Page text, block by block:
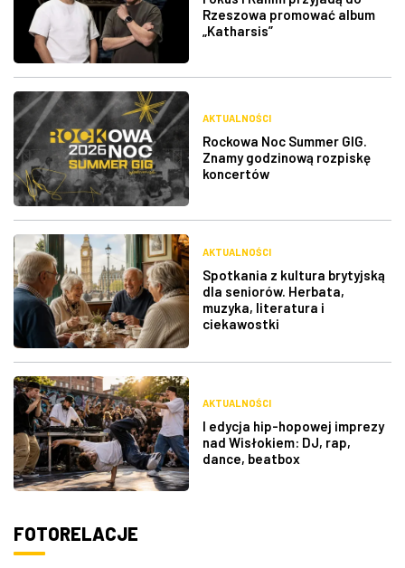
Rzeszowa promować album
„Katharsis”
AKTUALNOŚCI
Rockowa Noc Summer GIG.
Znamy godzinową rozpiskę
koncertów
AKTUALNOŚCI
Spotkania z kultura brytyjską
dla seniorów. Herbata,
muzyka, literatura i
ciekawostki
AKTUALNOŚCI
I edycja hip-hopowej imprezy
nad Wisłokiem: DJ, rap,
dance, beatbox
FOTORELACJE